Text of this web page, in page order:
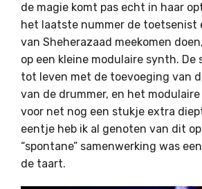
de magie komt pas echt in haar
het laatste nummer de toetsenist
van Sheherazaad meekomen
op een kleine modulaire synth. De
tot leven met de toevoeging van
van de drummer, en het
voor net nog een stukje extra
eentje heb ik al genoten van dit
“spontane” samenwerking was
de taart.